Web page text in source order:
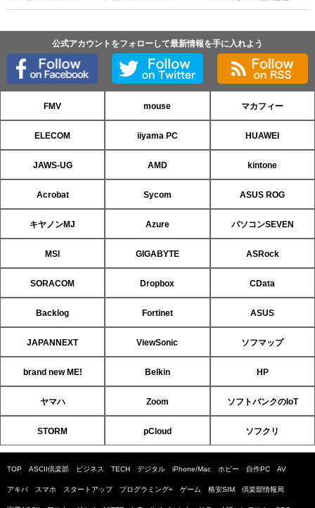
公式アカウントをフォローして最新情報を手に入れよう
FMV mouse マカフィー
ELECOM iiyama PC HUAWEI
JAWS-UG AMD kintone
Acrobat Sycom ASUS ROG
キヤノンMJ Azure パソコンSEVEN
MSI GIGABYTE ASRock
SORACOM Dropbox CData
Backlog Fortinet ASUS
JAPANNEXT ViewSonic ソフマップ
brand new ME! Belkin HP
ヤマハ Zoom ソフトバンクのIoT
STORM pCloud ソフクリ
TOP ASCII倶楽部 ビジネス TECH デジタル iPhone/Mac ホビー 自作PC AV
アキバ スマホ スタートアップ プログラミング+ ゲーム 格安SIM 倶楽部情報局